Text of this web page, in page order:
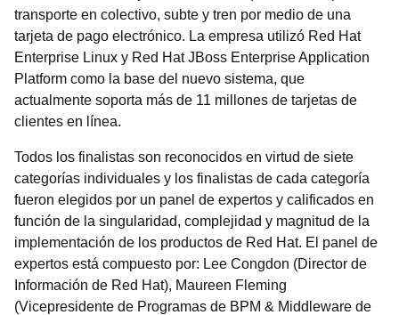
transporte en colectivo, subte y tren por medio de una
tarjeta de pago electrónico. La empresa utilizó Red Hat
Enterprise Linux y Red Hat JBoss Enterprise Application
Platform como la base del nuevo sistema, que
actualmente soporta más de 11 millones de tarjetas de
clientes en línea.
Todos los finalistas son reconocidos en virtud de siete
categorías individuales y los finalistas de cada categoría
fueron elegidos por un panel de expertos y calificados en
función de la singularidad, complejidad y magnitud de la
implementación de los productos de Red Hat. El panel de
expertos está compuesto por: Lee Congdon (Director de
Información de Red Hat), Maureen Fleming
(Vicepresidente de Programas de BPM & Middleware de